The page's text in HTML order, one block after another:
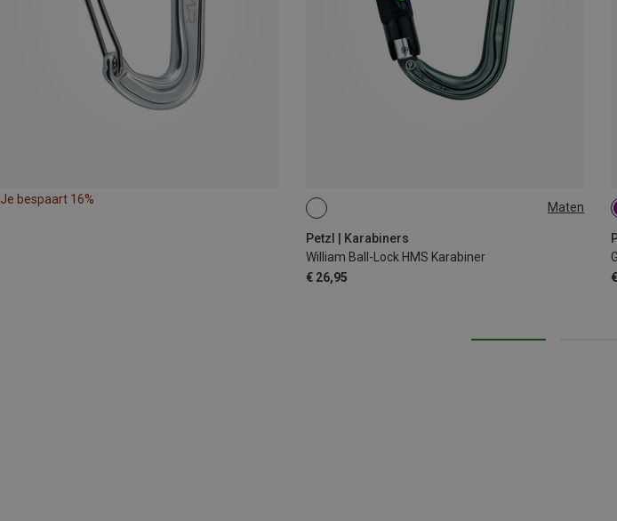
Je bespaart 16%
Maten
Petzl | Karabiners
William Ball-Lock HMS Karabiner
€ 26,95
BALL-LOCK